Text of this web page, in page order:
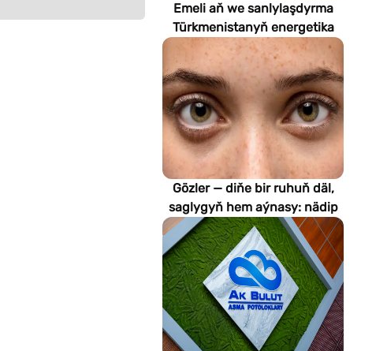
Emeli aň we sanlylaşdyrma
Türkmenistanyň energetika
pudagynyň geljegini
kesgitleýär
Gözler — diňe bir ruhuň däl,
saglygyň hem aýnasy: nädip
emeli aň keselleri suratlar
arkaly anyklaýar?